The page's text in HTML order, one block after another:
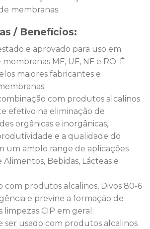
membranas.
/ Benefícios:
e aprovado para uso em
MF, UF, NF e RO. É
maiores fabricantes e
com produtos alcalinos
efetivo na eliminação de
orgânicas e inorgânicas,
e a qualidade do
um amplo range de aplicações
Bebidas, Lácteas e
com produtos alcalinos, Divos 80-6
e previne a formação de
limpezas CIP em geral;
ser usado com produtos alcalinos